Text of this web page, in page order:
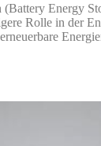
Energy
Rolle in der